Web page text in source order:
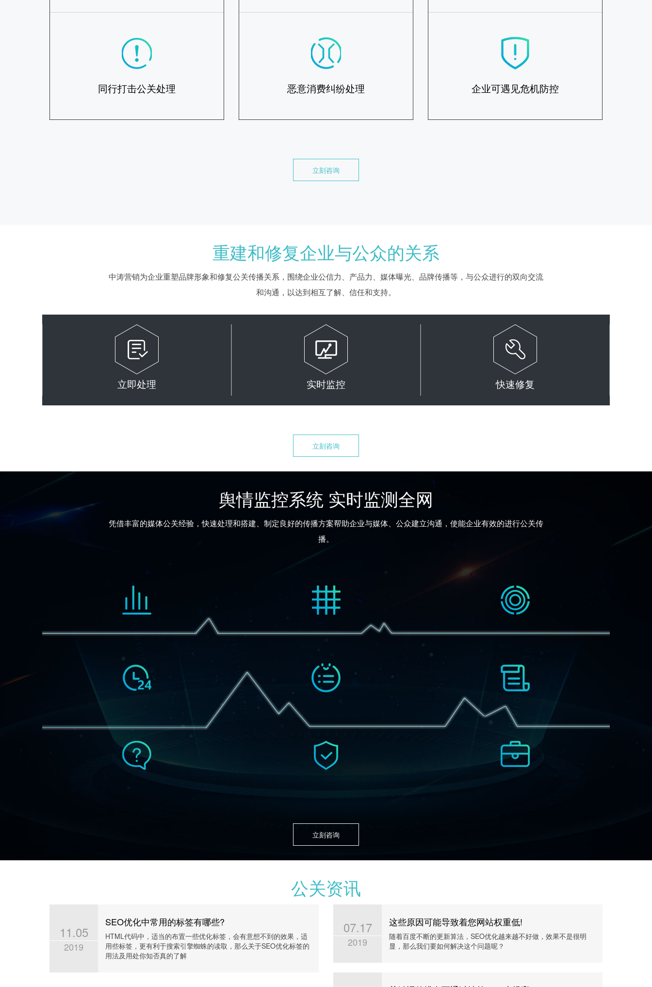
同行打击公关处理 恶意消费纠纷处理 企业可遇见危机防控
立刻咨询
重建和修复企业与公众的关系
中涛营销为企业重塑品牌形象和修复公关传播关系，围绕企业公信力、产品力、媒体曝光、品牌传播等，与公众进行的双向交流
和沟通，以达到相互了解、信任和支持。
立即处理 实时监控 快速修复
立刻咨询
舆情监控系统 实时监测全网
凭借丰富的媒体公关经验，快速处理和搭建、制定良好的传播方案帮助企业与媒体、公众建立沟通，使能企业有效的进行公关传
播。
立刻咨询
公关资讯
11.05
2019
SEO优化中常用的标签有哪些?
HTML代码中，适当的布置一些优化标签，会有意想不到的效果，适
用些标签，更有利于搜索引擎蜘蛛的读取，那么关于SEO优化标签的
用法及用处你知否真的了解
07.17
2019
这些原因可能导致着您网站权重低!
随着百度不断的更新算法，SEO优化越来越不好做，效果不是很明
显，那么我们要如何解决这个问题呢？